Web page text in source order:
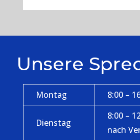
Unsere
Montag 8:00 –
Dienstag
8:00 –
nach